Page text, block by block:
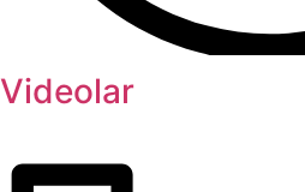
Videolar